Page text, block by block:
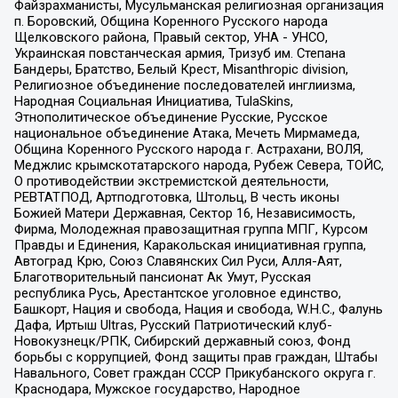
Файзрахманисты, Мусульманская религиозная организация
п. Боровский, Община Коренного Русского народа
Щелковского района, Правый сектор, УНА - УНСО,
Украинская повстанческая армия, Тризуб им. Степана
Бандеры, Братство, Белый Крест, Misanthropic division,
Религиозное объединение последователей инглиизма,
Народная Социальная Инициатива, TulaSkins,
Этнополитическое объединение Русские, Русское
национальное объединение Атака, Мечеть Мирмамеда,
Община Коренного Русского народа г. Астрахани, ВОЛЯ,
Меджлис крымскотатарского народа, Рубеж Севера, ТОЙС,
О противодействии экстремистской деятельности,
РЕВТАТПОД, Артподготовка, Штольц, В честь иконы
Божией Матери Державная, Сектор 16, Независимость,
Фирма, Молодежная правозащитная группа МПГ, Курсом
Правды и Единения, Каракольская инициативная группа,
Автоград Крю, Союз Славянских Сил Руси, Алля-Аят,
Благотворительный пансионат Ак Умут, Русская
республика Русь, Арестантское уголовное единство,
Башкорт, Нация и свобода, Нация и свобода, W.H.С., Фалунь
Дафа, Иртыш Ultras, Русский Патриотический клуб-
Новокузнецк/РПК, Сибирский державный союз, Фонд
борьбы с коррупцией, Фонд защиты прав граждан, Штабы
Навального, Совет граждан СССР Прикубанского округа г.
Краснодара, Мужское государство, Народное